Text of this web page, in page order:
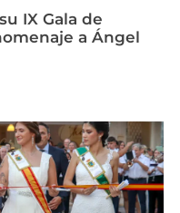
IX Gala de
a Ángel